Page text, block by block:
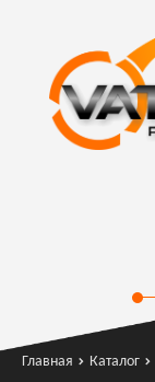
Главная Каталог